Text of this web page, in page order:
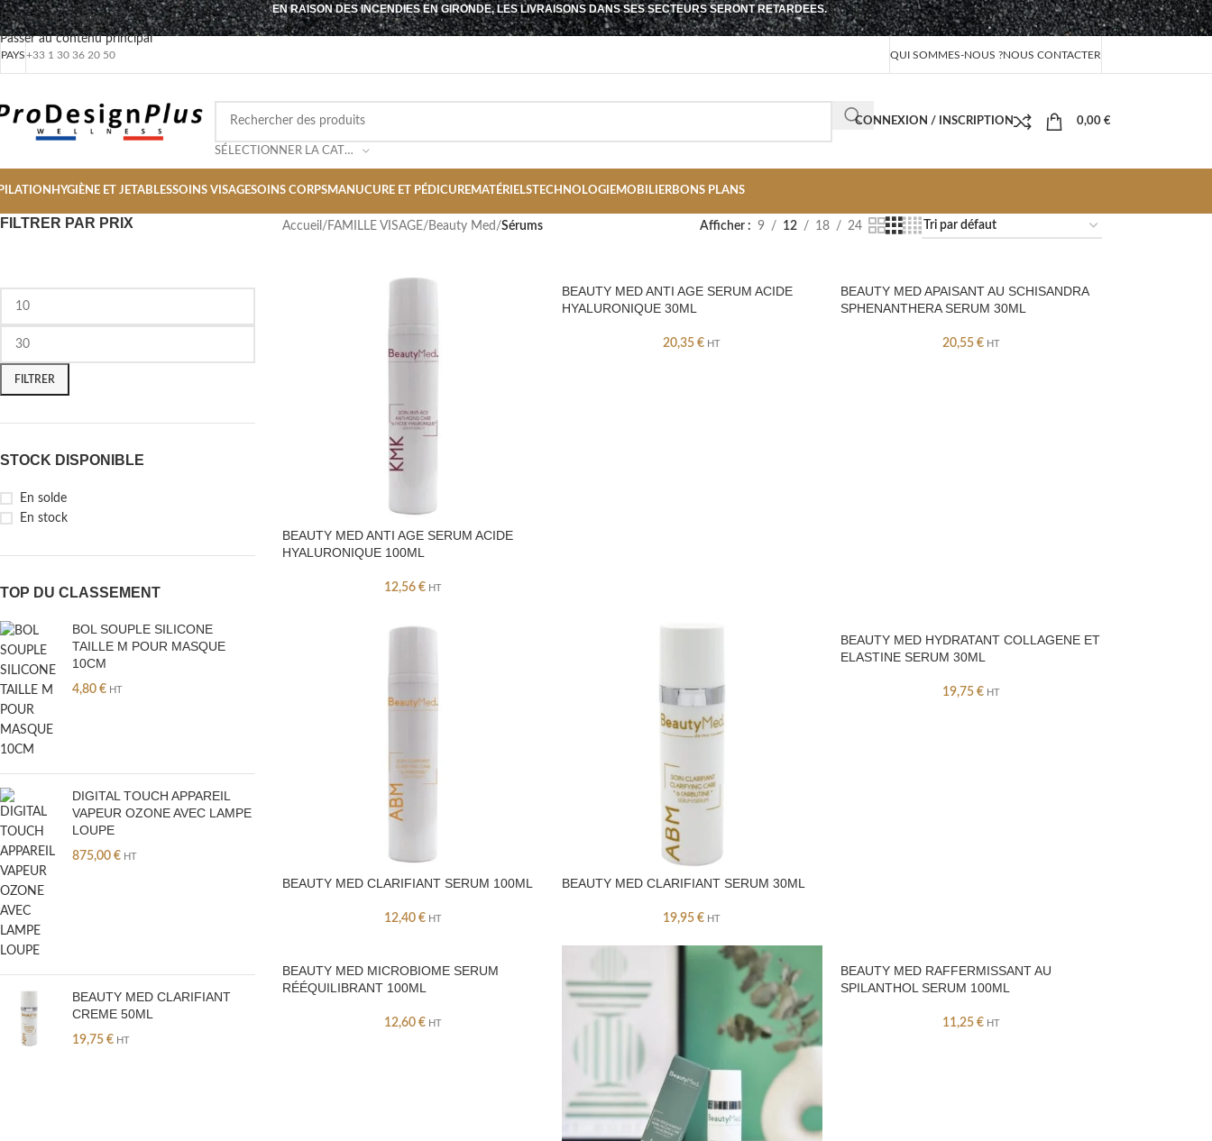
Passer à la navigation
Passer au contenu principal
EN RAISON DES INCENDIES EN GIRONDE, LES LIVRAISONS DANS SES SECTEURS SERONT RETARDEES.
PAYS+33 1 30 36 20 50 QUI SOMMES-NOUS ?NOUS CONTACTER
SÉLECTIONNER LA CATÉGORIE
CONNEXION / INSCRIPTION 0,00 €
HYGIÈNE ET JETABLESSOINS VISAGESOINS CORPSMANUCURE ET PÉDICUREMATÉRIELSTECHNOLOGIEMOBILIERBONS PLANS
FILTRER PAR PRIX
FILTRER
STOCK DISPONIBLE
En solde
En stock
TOP DU CLASSEMENT
BOL SOUPLE SILICONE
TAILLE M POUR MASQUE
10CM
4,80 € HT
DIGITAL TOUCH APPAREIL
VAPEUR OZONE AVEC LAMPE
LOUPE
875,00 € HT
BEAUTY MED CLARIFIANT
CREME 50ML
19,75 € HT
Accueil / FAMILLE VISAGE/ Beauty Med /Sérums Afficher 9 12 18 24
BEAUTY MED ANTI AGE SERUM ACIDE
HYALURONIQUE 100ML
12,56 € HT
BEAUTY MED ANTI AGE SERUM ACIDE
HYALURONIQUE 30ML
20,35€ HT
BEAUTY MED APAISANT AU SCHISANDRA
SPHENANTHERA SERUM 30ML
20,55€ HT
BEAUTY MED CLARIFIANT SERUM 100ML
12,40 € HT
BEAUTY MED CLARIFIANT SERUM 30ML
19,95€ HT
BEAUTY MED HYDRATANT COLLAGENE ET
ELASTINE SERUM 30ML
19,75€ HT
BEAUTY MED MICROBIOME SERUM
RÉÉQUILIBRANT 100ML
12,60 € HT
BEAUTY MED RAFFERMISSANT AU
SPILANTHOL SERUM 100ML
11,25€ HT